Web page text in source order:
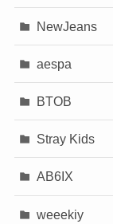
NewJeans
aespa
BTOB
Stray Kids
AB6IX
weeekiy